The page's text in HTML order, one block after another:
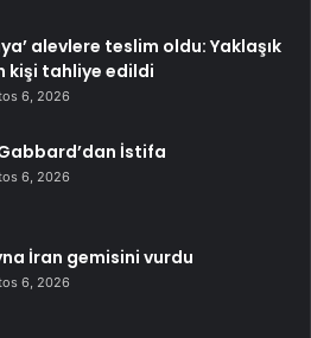
alevlere teslim oldu: Yaklaşık
kişi tahliye edildi
6, 2026
İstifa
6, 2026
İran gemisini vurdu
6, 2026